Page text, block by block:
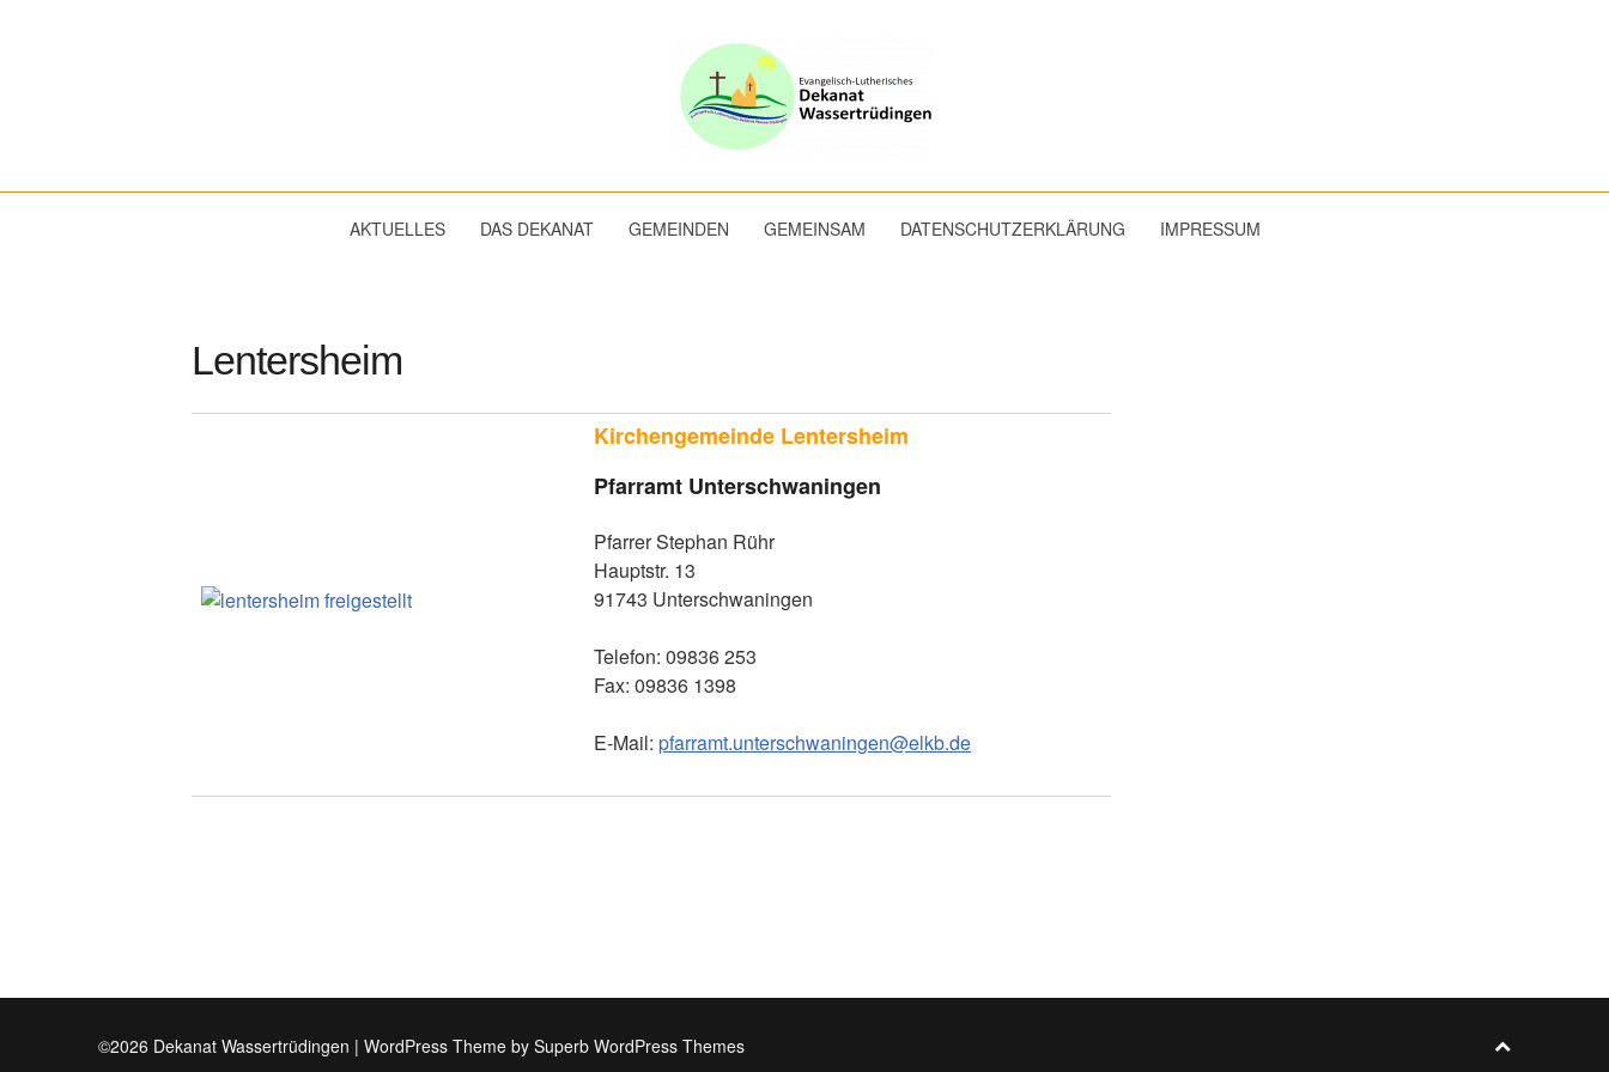
Dekanat
Wassertrüdingen
AKTUELLES DAS DEKANAT GEMEINDEN GEMEINSAM DATENSCHUTZERKLÄRUNG IMPRESSUM
Lentersheim
Kirchengemeinde Lentersheim
Pfarramt Unterschwaningen
Pfarrer Stephan Rühr
Hauptstr. 13
91743 Unterschwaningen
Telefon: 09836 253
Fax: 09836 1398
E-Mail: pfarramt.unterschwaningen@elkb.de
©2026 Dekanat Wassertrüdingen | WordPress Theme by Superb WordPress Themes